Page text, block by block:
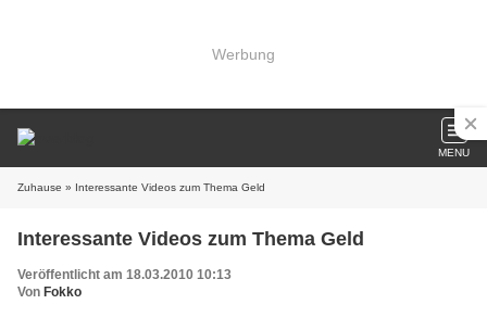
Werbung
MENU
Zuhause » Interessante Videos zum Thema Geld
Interessante Videos zum Thema Geld
Veröffentlicht am 18.03.2010 10:13
Von Fokko